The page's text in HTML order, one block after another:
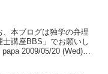
本ブログは独学の弁理
講座BBS」でお願いし
2009/05/20 (Wed)